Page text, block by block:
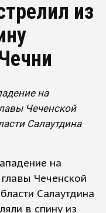
из
на
Чеченской
Салаутдина
на
Чеченской
Салаутдина
в спину из